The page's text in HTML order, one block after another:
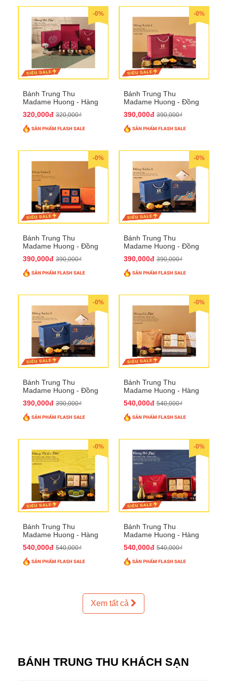
-0%
Bánh Trung Thu
Madame Huong - Hàng
320,000đ 320,000₫
-0%
Bánh Trung Thu
Madame Huong - Đồng
390,000đ 390,000₫
-0%
Bánh Trung Thu
Madame Huong - Đồng
390,000đ 390,000₫
-0%
Bánh Trung Thu
Madame Huong - Đồng
390,000đ 390,000₫
-0%
Bánh Trung Thu
Madame Huong - Đồng
390,000đ 390,000₫
-0%
Bánh Trung Thu
Madame Huong - Hàng
540,000đ 540,000₫
-0%
Bánh Trung Thu
Madame Huong - Hàng
540,000đ 540,000₫
-0%
Bánh Trung Thu
Madame Huong - Hàng
540,000đ 540,000₫
Xem tất cả
BÁNH TRUNG THU KHÁCH SẠN